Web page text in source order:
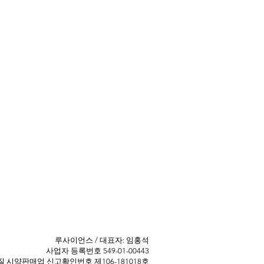
​루사이언스 / 대표자: 임홍석
사업자 등록번호 549-01-00443
시약판매업 신고확인번호 제106-181018호